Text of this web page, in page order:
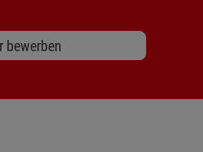
bewerben